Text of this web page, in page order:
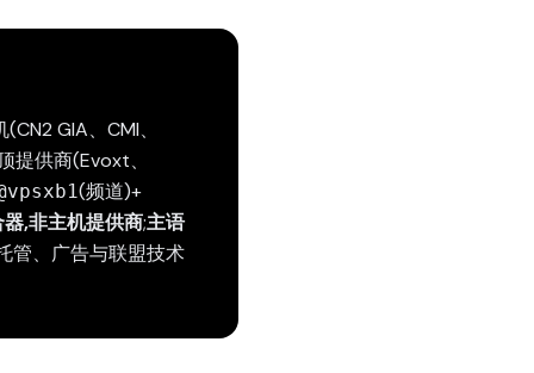
GIA、CMI、
提供商(Evoxt、
(频道)+
,非主机提供商;主语
管、广告与联盟技术